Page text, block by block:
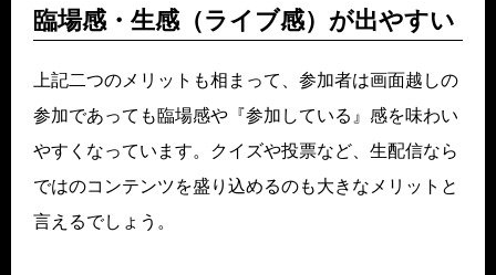
臨場感・生感（ライブ感）が出やすい
上記二つのメリットも相まって、参加者は画面越しの
参加であっても臨場感や『参加している』感を味わい
やすくなっています。クイズや投票など、生配信なら
ではのコンテンツを盛り込めるのも大きなメリットと
言えるでしょう。